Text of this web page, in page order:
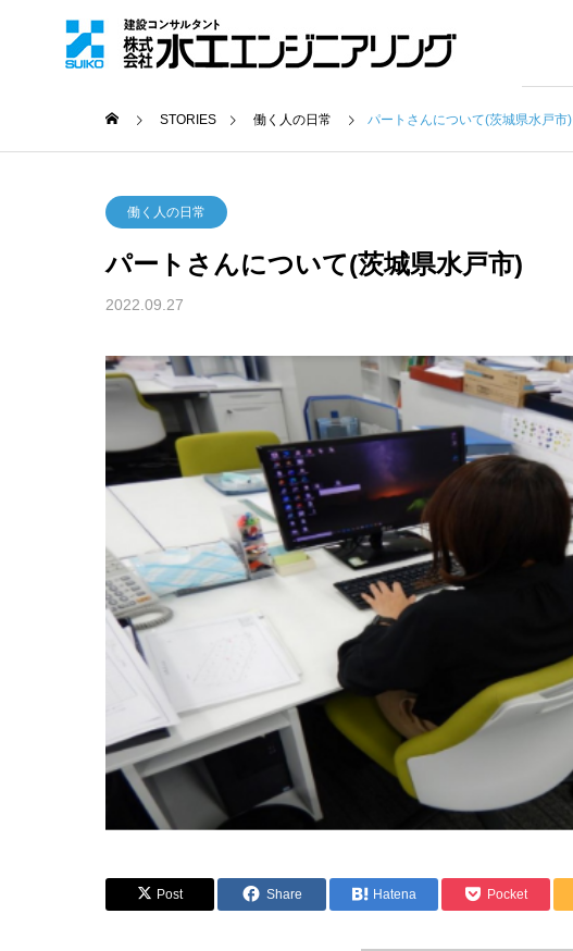
STORIES 働く人の日常 パートさんについて(茨城県水戸市)
働く人の日常
パートさんについて(茨城県水戸市)
2022.09.27
Post Share Hatena Pocket